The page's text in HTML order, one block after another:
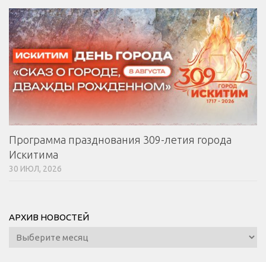
Программа празднования 309-летия города
Искитима
30 ИЮЛ, 2026
АРХИВ НОВОСТЕЙ
Архив
новостей